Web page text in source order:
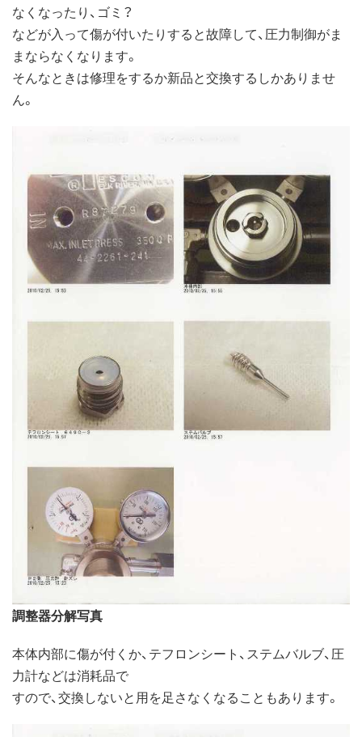
なくなったり、ゴミ？
などが入って傷が付いたりすると故障して、圧力制御がま
まならなくなります。
そんなときは修理をするか新品と交換するしかありませ
ん。
調整器分解写真
本体内部に傷が付くか、テフロンシート、ステムバルブ、圧
力計などは消耗品で
すので、交換しないと用を足さなくなることもあります。